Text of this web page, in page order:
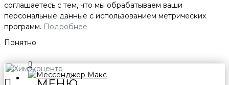
соглашаетесь с тем, что мы обрабатываем ваши
персональные данные с использованием метрических
программ. Подробнее
Понятно